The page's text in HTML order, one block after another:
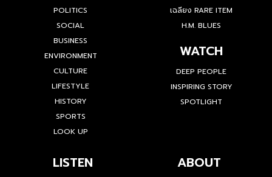
POLITICS
SOCIAL
BUSINESS
ENVIRONMENT
CULTURE
LIFESTYLE
HISTORY
SPORTS
LOOK UP
เฉลียง RARE ITEM
H.M. BLUES
WATCH
DEEP PEOPLE
INSPIRING STORY
SPOTLIGHT
LISTEN ABOUT